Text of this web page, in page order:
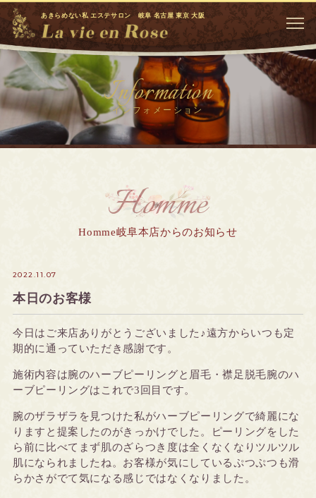
あきらめない私 エステサロン 岐阜 名古屋 東京 大阪
Information
インフォメーション
Homme
Homme岐阜本店からのお知らせ
2022.11.07
本日のお客様
今日はご来店ありがとうございました♪遠方からいつも定
期的に通っていただき感謝です。
施術内容は腕のハーブピーリングと眉毛・襟足脱毛腕のハ
ーブピーリングはこれで3回目です。
腕のザラザラを見つけた私がハーブピーリングで綺麗にな
りますと提案したのがきっかけでした。ピーリングをした
ら前に比べてまず肌のざらつき度は全くなくなりツルツル
肌になられましたね。お客様が気にしているぷつぷつも滑
らかさがでて気になる感じではなくなりました。